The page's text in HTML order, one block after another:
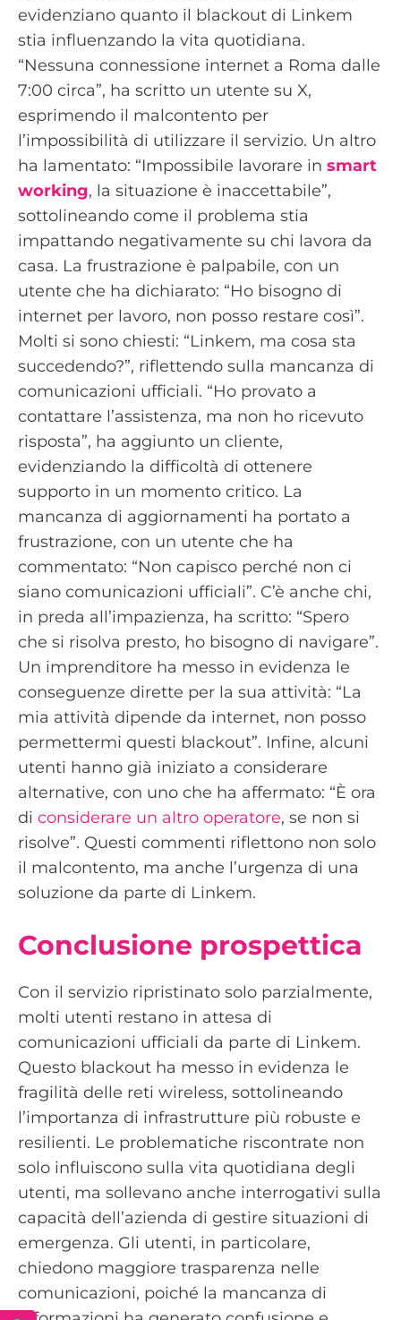
evidenziano quanto il blackout di Linkem
stia influenzando la vita quotidiana.
“Nessuna connessione internet a Roma dalle
7:00 circa”, ha scritto un utente su X,
esprimendo il malcontento per
l’impossibilità di utilizzare il servizio. Un altro
ha lamentato: “Impossibile lavorare in smart
working, la situazione è inaccettabile”,
sottolineando come il problema stia
impattando negativamente su chi lavora da
casa. La frustrazione è palpabile, con un
utente che ha dichiarato: “Ho bisogno di
internet per lavoro, non posso restare così”.
Molti si sono chiesti: “Linkem, ma cosa sta
succedendo?”, riflettendo sulla mancanza di
comunicazioni ufficiali. “Ho provato a
contattare l’assistenza, ma non ho ricevuto
risposta”, ha aggiunto un cliente,
evidenziando la difficoltà di ottenere
supporto in un momento critico. La
mancanza di aggiornamenti ha portato a
frustrazione, con un utente che ha
commentato: “Non capisco perché non ci
siano comunicazioni ufficiali”. C’è anche chi,
in preda all’impazienza, ha scritto: “Spero
che si risolva presto, ho bisogno di navigare”.
Un imprenditore ha messo in evidenza le
conseguenze dirette per la sua attività: “La
mia attività dipende da internet, non posso
permettermi questi blackout”. Infine, alcuni
utenti hanno già iniziato a considerare
alternative, con uno che ha affermato: “È ora
di considerare un altro operatore, se non si
risolve”. Questi commenti riflettono non solo
il malcontento, ma anche l’urgenza di una
soluzione da parte di Linkem.
Conclusione prospettica
Con il servizio ripristinato solo parzialmente,
molti utenti restano in attesa di
comunicazioni ufficiali da parte di Linkem.
Questo blackout ha messo in evidenza le
fragilità delle reti wireless, sottolineando
l’importanza di infrastrutture più robuste e
resilienti. Le problematiche riscontrate non
solo influiscono sulla vita quotidiana degli
utenti, ma sollevano anche interrogativi sulla
capacità dell’azienda di gestire situazioni di
emergenza. Gli utenti, in particolare,
chiedono maggiore trasparenza nelle
comunicazioni, poiché la mancanza di